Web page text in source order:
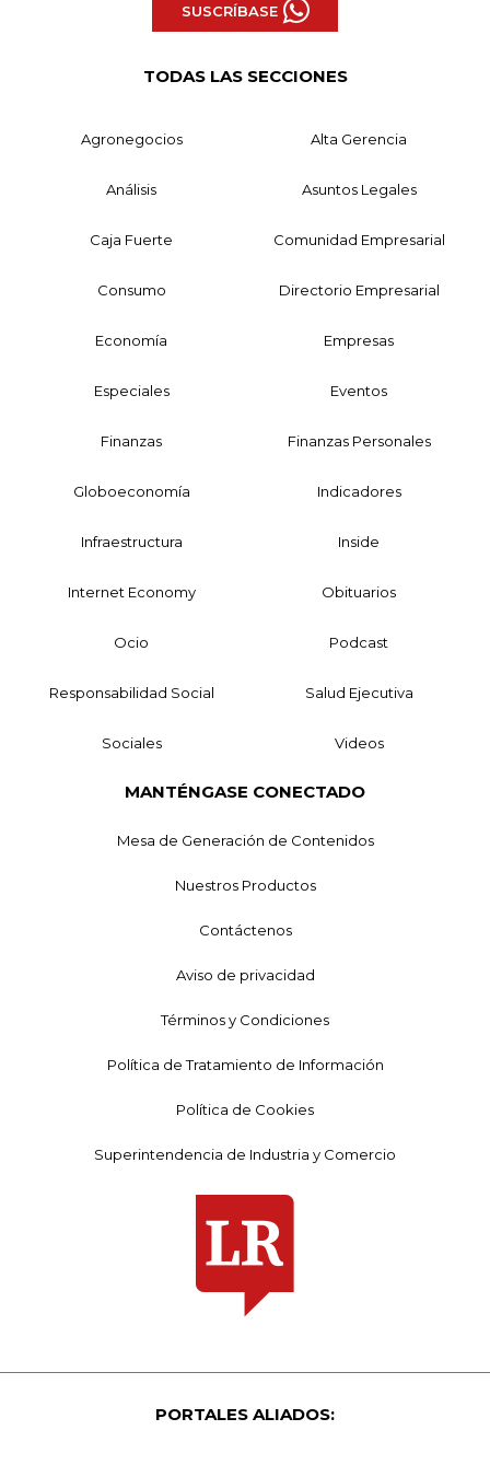
SUSCRÍBASE
TODAS LAS SECCIONES
Agronegocios Alta Gerencia
Análisis Asuntos Legales
Caja Fuerte Comunidad Empresarial
Consumo Directorio Empresarial
Economía Empresas
Especiales Eventos
Finanzas Finanzas Personales
Globoeconomía Indicadores
Infraestructura Inside
Internet Economy Obituarios
Ocio Podcast
Responsabilidad Social Salud Ejecutiva
Sociales Videos
MANTÉNGASE CONECTADO
Mesa de Generación de Contenidos
Nuestros Productos
Contáctenos
Aviso de privacidad
Términos y Condiciones
Política de Tratamiento de Información
Política de Cookies
Superintendencia de Industria y Comercio
PORTALES ALIADOS: